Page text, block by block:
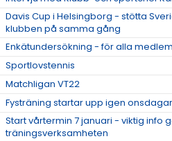
Davis Cup i Helsingborg - stötta
klubben på samma gång
Enkätundersökning - för alla
Sportlovstennis
Matchligan VT22
Fysträning startar upp igen onsdagar
Start vårtermin 7 januari - viktig info
träningsverksamheten